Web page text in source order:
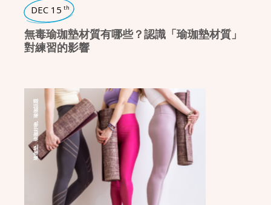
DEC 15 th
無毒瑜珈墊材質有哪些？認識「瑜珈墊材質」
對練習的影響
瑜珈墊
瑜珈好物
瑜珈話題